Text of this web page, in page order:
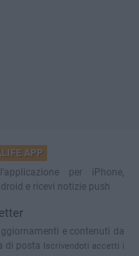
APP
per iPhone,
e ricevi notizie push
e contenuti da
di posta
Iscrivendoti accetti i